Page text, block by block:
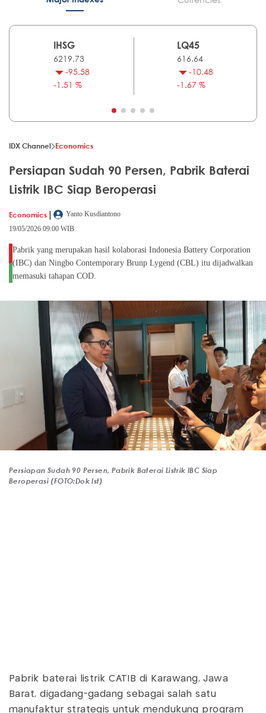
IHSG
6219.73
-95.58
-1.51 %
LQ45
616.64
-10.48
-1.67 %
IDX Channel Economics
Persiapan Sudah 90 Persen, Pabrik Baterai
Listrik IBC Siap Beroperasi
Economics |
Yanto Kusdiantono
19/05/2026 09:00 WIB
Pabrik yang merupakan hasil kolaborasi Indonesia Battery Corporation
(IBC) dan Ningbo Contemporary Brunp Lygend (CBL) itu dijadwalkan
memasuki tahapan COD.
Persiapan Sudah 90 Persen, Pabrik Baterai Listrik IBC Siap
Beroperasi (FOTO:Dok Ist)
Pabrik baterai listrik CATIB di Karawang, Jawa
Barat, digadang-gadang sebagai salah satu
manufaktur strategis untuk mendukung program